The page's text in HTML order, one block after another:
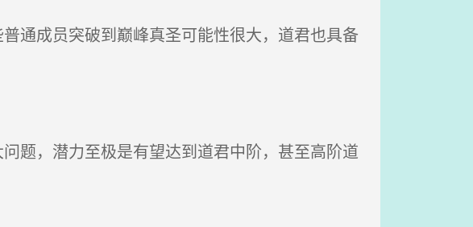
通成员突破到巅峰真圣可能性很大，道君也具备
题，潜力至极是有望达到道君中阶，甚至高阶道